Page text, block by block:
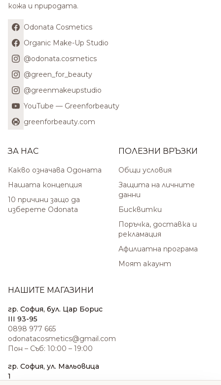
кожа и природата.
Odonata Cosmetics
Organic Make-Up Studio
@odonata.cosmetics
@green_for_beauty
@greenmakeupstudio
YouTube — Greenforbeauty
greenforbeauty.com
ЗА НАС
Какво означава Одоната
Нашата концепция
10 причини защо да
изберете Odonata
ПОЛЕЗНИ ВРЪЗКИ
Общи условия
Защита на личните
данни
Бисквитки
Поръчка, доставка и
рекламация
Афилиатна програма
Моят акаунт
НАШИТЕ МАГАЗИНИ
гр. София, бул. Цар Борис
III 93-95
0898 977 665
odonatacosmetics@gmail.com
Пон – Съб: 10:00 – 19:00
гр. София, ул. Мальовица
1